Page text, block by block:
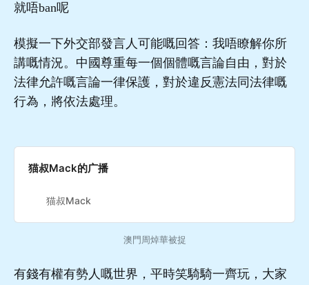
就唔ban呢
模擬一下外交部發言人可能嘅回答：我唔瞭解你所
講嘅情況。中國尊重每一個個體嘅言論自由，對於
法律允許嘅言論一律保護，對於違反憲法同法律嘅
行為，將依法處理。
猫叔Mack的广播
猫叔Mack
澳門周焯華被捉
有錢有權有勢人嘅世界，平時笑騎騎一齊玩，大家